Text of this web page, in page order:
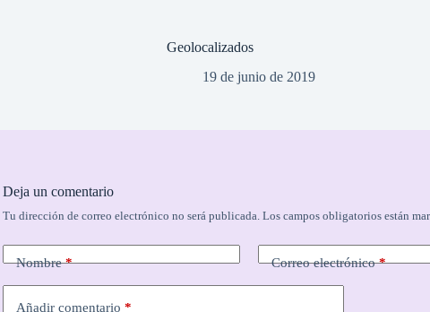
Geolocalizados
19 de junio de 2019
Deja un comentario
Tu dirección de correo electrónico no será publicada. Los campos obligatorios están
Nombre* Correo electrónico*
Añadir comentario *